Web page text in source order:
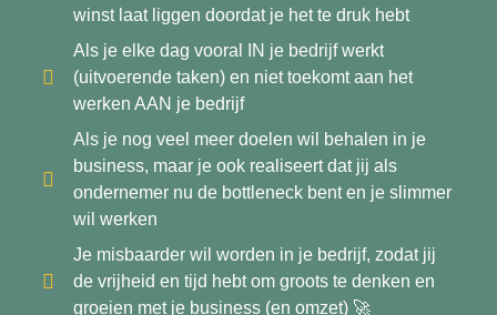
winst laat liggen doordat je het te druk hebt
Als je elke dag vooral IN je bedrijf werkt
(uitvoerende taken) en niet toekomt aan het
werken AAN je bedrijf
Als je nog veel meer doelen wil behalen in je
business, maar je ook realiseert dat jij als
ondernemer nu de bottleneck bent en je slimmer
wil werken
Je misbaarder wil worden in je bedrijf, zodat jij
de vrijheid en tijd hebt om groots te denken en
groeien met je business (en omzet) 🚀